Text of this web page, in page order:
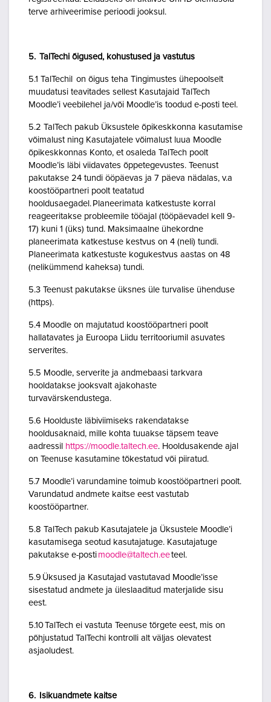
terve arhiveerimise perioodi jooksul.
5. TalTechi õigused, kohustused ja vastutus
5.1 TalTechil on õigus teha Tingimustes ühepoolselt
muudatusi teavitades sellest Kasutajaid TalTech
Moodle’i veebilehel ja/või Moodle’is toodud e-posti teel.
5.2 TalTech pakub Üksustele õpikeskkonna kasutamise
võimalust ning Kasutajatele võimalust luua Moodle
õpikeskkonnas Konto, et osaleda TalTech poolt
Moodle’is läbi viidavates õppetegevustes. Teenust
pakutakse 24 tundi ööpäevas ja 7 päeva nädalas, v.a
koostööpartneri poolt teatatud
hooldusaegadel. Planeerimata katkestuste korral
reageeritakse probleemile tööajal (tööpäevadel kell 9-
17) kuni 1 (üks) tund. Maksimaalne ühekordne
planeerimata katkestuse kestvus on 4 (neli) tundi.
Planeerimata katkestuste kogukestvus aastas on 48
(nelikümmend kaheksa) tundi.
5.3 Teenust pakutakse üksnes üle turvalise ühenduse
(https).
5.4 Moodle on majutatud koostööpartneri poolt
hallatavates ja Euroopa Liidu territooriumil asuvates
serverites.
5.5 Moodle, serverite ja andmebaasi tarkvara
hooldatakse jooksvalt ajakohaste
turvavärskendustega.
5.6 Hoolduste läbiviimiseks rakendatakse
hooldusaknaid, mille kohta tuuakse täpsem teave
aadressil https://moodle.taltech.ee. Hooldusakende ajal
on Teenuse kasutamine tõkestatud või piiratud.
5.7 Moodle’i varundamine toimub koostööpartneri poolt.
Varundatud andmete kaitse eest vastutab
koostööpartner.
5.8 TalTech pakub Kasutajatele ja Üksustele Moodle’i
kasutamisega seotud kasutajatuge. Kasutajatuge
pakutakse e-posti moodle@taltech.eeteel.
5.9 Üksused ja Kasutajad vastutavad Moodle’isse
sisestatud andmete ja üleslaaditud materjalide sisu
eest.
5.10 TalTech ei vastuta Teenuse tõrgete eest, mis on
põhjustatud TalTechi kontrolli alt väljas olevatest
asjaoludest.
6. Isikuandmete kaitse